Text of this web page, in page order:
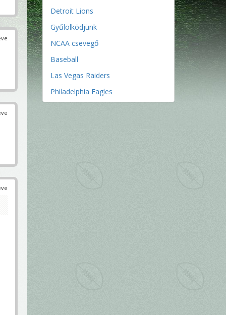
Detroit Lions
Gyűlölködjünk
NCAA csevegő
Baseball
Las Vegas Raiders
Philadelphia Eagles